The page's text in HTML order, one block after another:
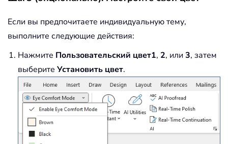
Если вы предпочитаете индивидуальную тему,
выполните следующие действия:
Нажмите Пользовательский цвет1, 2, или 3, затем
выберите Установить цвет.